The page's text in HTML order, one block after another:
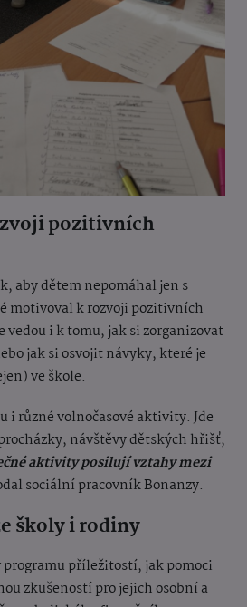
pozitivních
aby dětem nepomáhal jen s
motivoval k rozvoji pozitivních
i k tomu, jak si zorganizovat
jak si osvojit návyky, které je
ve škole.​
i různé volnočasové aktivity. Jde
návštěvy dětských hřišť,
aktivity posilují vztahy mezi
sociální pracovník Bonanzy.​
školy i rodiny
programu příležitostí, jak pomoci
zkušeností pro jejich osobní a